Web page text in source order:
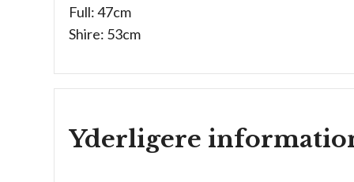
Full: 47cm
Shire: 53cm
Yderligere